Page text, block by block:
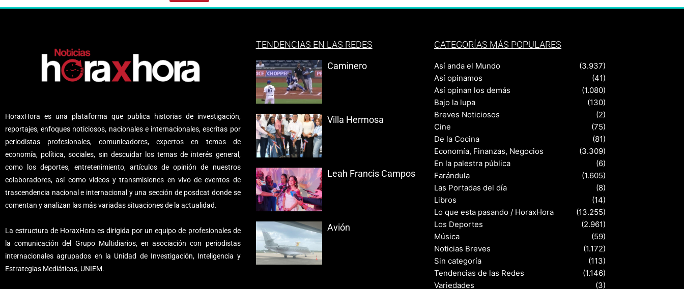
HoraxHora es una plataforma que publica historias de investigación,
reportajes, enfoques noticiosos, nacionales e internacionales, escritas por
periodistas profesionales, comunicadores, expertos en temas de
economía, política, sociales, sin descuidar los temas de interés general,
como los deportes, entretenimiento, artículos de opinión de nuestros
colaboradores, así como videos y transmisiones en vivo de eventos de
trascendencia nacional e internacional y una sección de posdcat donde se
comentan y analizan las más variadas situaciones de la actualidad.
La estructura de HoraxHora es dirigida por un equipo de profesionales de
la comunicación del Grupo Multidiarios, en asociación con periodistas
internacionales agrupados en la Unidad de Investigación, Inteligencia y
Estrategias Mediáticas, UNIEM.
TENDENCIAS EN LAS REDES
Caminero
Villa Hermosa
Leah Francis Campos
Avión
CATEGORÍAS MÁS POPULARES
Así anda el Mundo
(3.937)
Así opinamos
(41)
Así opinan los demás
(1.080)
Bajo la lupa
(130)
Breves Noticiosos
(2)
Cine
(75)
De la Cocina
(81)
Economía, Finanzas, Negocios
(3.309)
En la palestra pública
(6)
Farándula
(1.605)
Las Portadas del día
(8)
Libros
(14)
Lo que esta pasando / HoraxHora
(13.255)
Los Deportes
(2.961)
Música
(59)
Noticias Breves
(1.172)
Sin categoría
(113)
Tendencias de las Redes
(1.146)
Variedades
(3)